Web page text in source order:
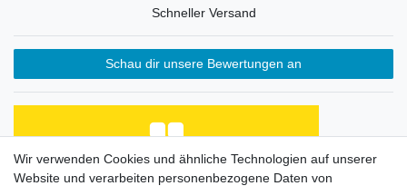
Schneller Versand
Schau dir unsere Bewertungen an
Habe Angelkayak gekauft, bin mit Abwicklung und
Wir verwenden Cookies und ähnliche Technologien auf unserer
Website und verarbeiten personenbezogene Daten von